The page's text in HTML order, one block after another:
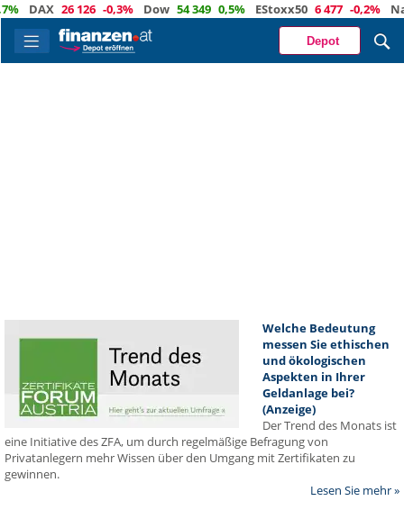
DAX 26 126 -0,3% Dow 54 349 0,5% EStoxx50 6 477 -0,2%
Depot
Welche Bedeutung
messen Sie ethischen
und ökologischen
Aspekten in Ihrer
Geldanlage bei?
(Anzeige)
Der Trend des Monats ist
eine Initiative des ZFA, um durch regelmäßige Befragung von
Privatanlegern mehr Wissen über den Umgang mit Zertifikaten zu
gewinnen.
Lesen Sie mehr »